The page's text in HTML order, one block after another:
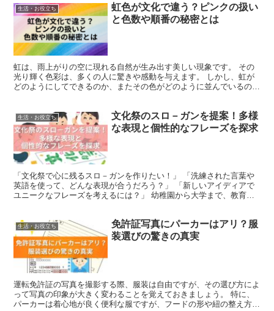
生活・お役立ち
虹色が文化で違う？ピンクの扱い
と色数や順番の秘密とは
虹は、雨上がりの空に現れる自然が生み出す美しい現象です。 その
光り輝く色彩は、多くの人に驚きや感動を与えます。 しかし、虹が
どのようにしてできるのか、またその色がどのように並んでいるのか
生活・お役立ち
文化祭のスロ－ガンを提案！多様
な表現と個性的なフレーズを探求
「文化祭で心に残るスロ－ガンを作りたい！」 「洗練された言葉や
英語を使って、どんな表現が合うだろう？」 「新しいアイディアで
ユニークなフレーズを考えるには？」 幼稚園から大学まで、教育機
生活・お役立ち
免許証写真にパーカーはアリ？服
装選びの驚きの真実
運転免許証の写真を撮影する際、服装は自由ですが、その選び方によ
って写真の印象が大きく変わることを覚えておきましょう。 特に、
パーカーは着心地が良く便利な服ですが、フードの形や紐の整え方に